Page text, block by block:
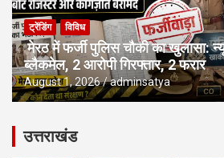
ट्रेंडिंग विविध
मेरठ में फर्जी पुलिस चौकी का खुलासा:
ब्लैकमेल, 2 आरोपी गिरफ्तार, 2 फरार
August 1, 2026 adminsatya
उत्तराखंड